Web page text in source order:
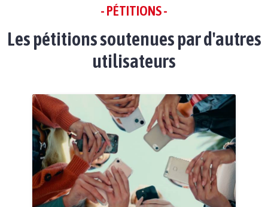
- PÉTITIONS -
Les pétitions soutenues par d'autres
utilisateurs